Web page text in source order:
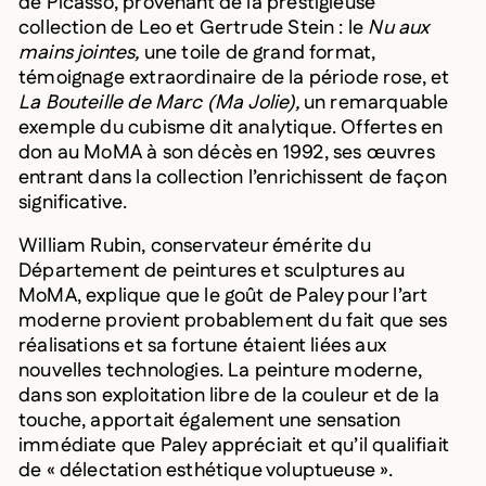
collection de Leo et Gertrude Stein : leNu aux
mains jointes, une toile de grand format,
témoignage extraordinaire de la période rose, et
La Bouteille de Marc (Ma Jolie),un remarquable
exemple du cubisme dit analytique. Offertes en
don au MoMA à son décès en 1992, ses œuvres
entrant dans la collection l’enrichissent de façon
significative.
William Rubin, conservateur émérite du
Département de peintures et sculptures au
MoMA, explique que le goût de Paley pour l’art
moderne provient probablement du fait que ses
réalisations et sa fortune étaient liées aux
nouvelles technologies. La peinture moderne,
dans son exploitation libre de la couleur et de la
touche, apportait également une sensation
immédiate que Paley appréciait et qu’il qualifiait
de « délectation esthétique voluptueuse ».